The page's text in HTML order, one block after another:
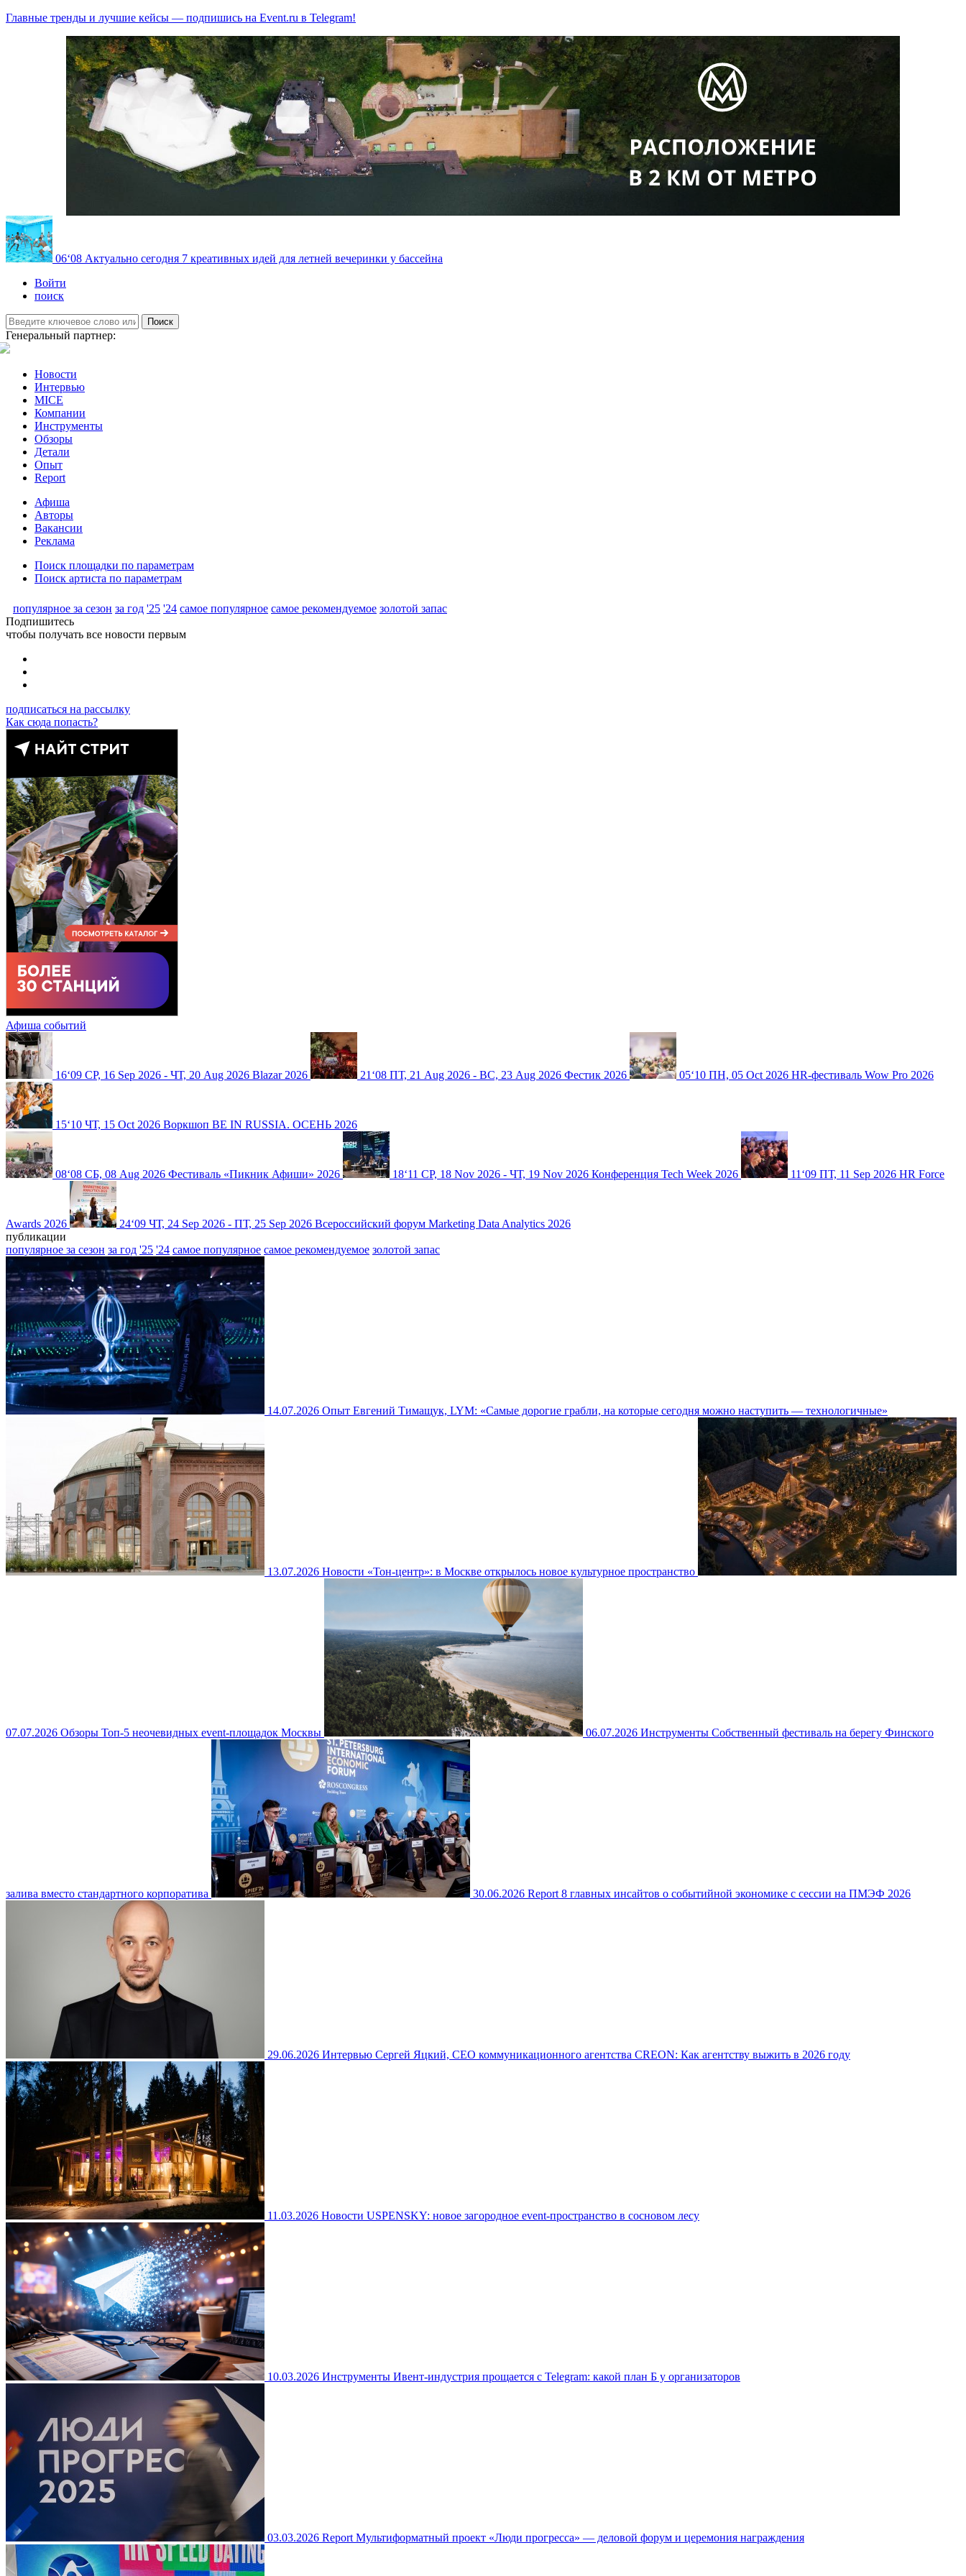
Главные тренды и лучшие кейсы — подпишись на Event.ru в Telegram!
06‘08 Актуально сегодня 7 креативных идей для летней вечеринки у бассейна
Войти
поиск
Поиск
Генеральный партнер:
Новости
Интервью
MICE
Компании
Инструменты
Обзоры
Детали
Опыт
Report
Афиша
Авторы
Вакансии
Реклама
Поиск площадки по параметрам
Поиск артиста по параметрам
популярное за сезон за год '25 '24 самое популярное самое рекомендуемое золотой запас
Подпишитесь
чтобы получать все новости первым
подписаться на рассылку
Как сюда попасть?
Афиша событий
16‘09 СР, 16 Sep 2026 - ЧТ, 20 Aug 2026 Blazar 2026 21 ‘08 ПТ, 21 Aug 2026 - ВС, 23 Aug 2026 Фестик 2026 05‘10 ПН, 05 Oct 2026 HR-фестиваль Wow Pro 2026
15‘10 ЧТ, 15 Oct 2026 Воркшоп BE IN RUSSIA. ОСЕНЬ 2026
08‘08 СБ, 08 Aug 2026 Фестиваль «Пикник Афиши» 2026 18‘11 СР, 18 Nov 2026 - ЧТ, 19 Nov 2026 Конференция Tech Week 2026 11 ‘09 ПТ, 11 Sep 2026 HR Force
Awards 2026 24‘09 ЧТ, 24 Sep 2026 - ПТ, 25 Sep 2026 Всероссийский форум Marketing Data Analytics 2026
публикации
популярное за сезон за год '25 '24 самое популярное самое рекомендуемое золотой запас
14.07.2026 Опыт Евгений Тимащук, LYM: «Самые дорогие грабли, на которые сегодня можно наступить — технологичные»
13.07.2026 Новости «Тон-центр»: в Москве открылось новое культурное пространство
07.07.2026 Обзоры Топ-5 неочевидных event-площадок Москвы 06.07.2026 Инструменты Собственный фестиваль на берегу Финского
залива вместо стандартного корпоратива 30.06.2026 Report 8 главных инсайтов о событийной экономике с сессии на ПМЭФ 2026
29.06.2026 Интервью Сергей Яцкий, CEO коммуникационного агентства CREON: Как агентству выжить в 2026 году
11.03.2026 Новости USPENSKY: новое загородное event-пространство в сосновом лесу
10.03.2026 Инструменты Ивент-индустрия прощается с Telegram: какой план Б у организаторов
03.03.2026 Report Мультиформатный проект «Люди прогресса» — деловой форум и церемония награждения